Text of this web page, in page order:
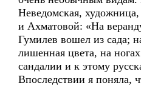
Неведомская,
и Ахматовой: «На
Гумилев вошел из сада;
лишенная цвета, на
сандалии и к этому
Впоследствии я поняла,